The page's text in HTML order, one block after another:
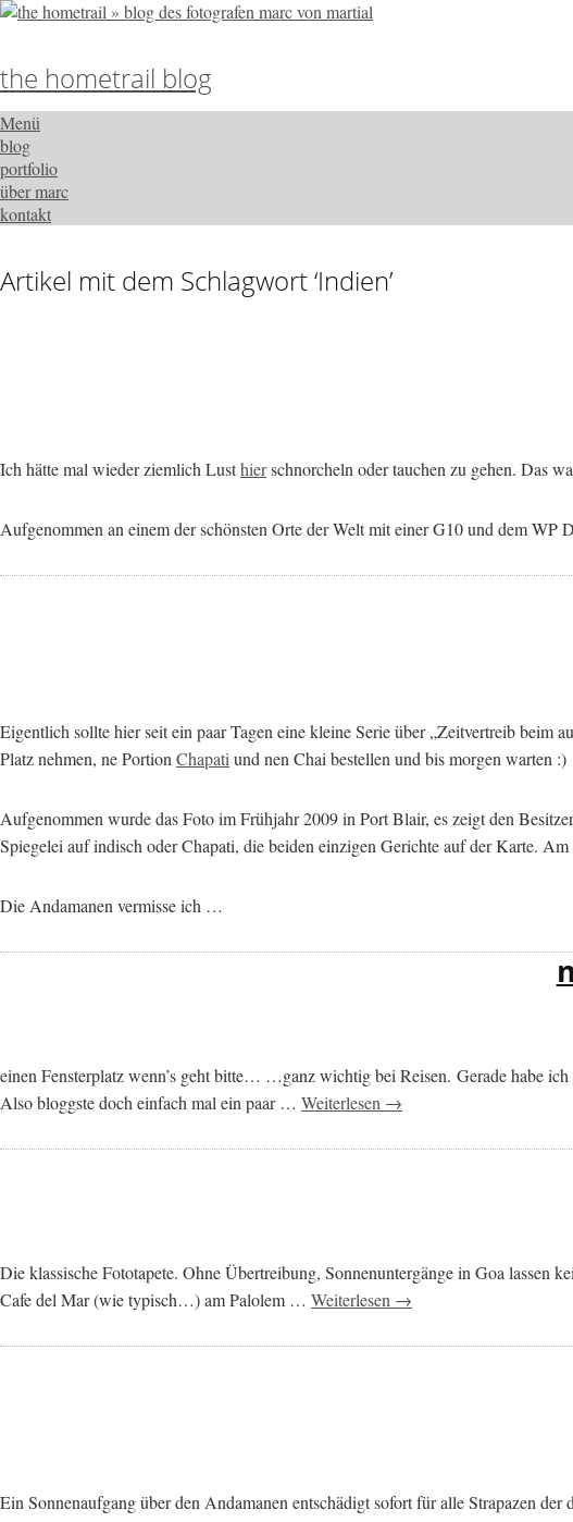
the hometrail blog
Menü
blog
portfolio
über marc
kontakt
Artikel mit dem Schlagwort ‘Indien’
Ich hätte mal wieder ziemlich Lusthierschnorcheln oder tauchen zu gehen. Das
Aufgenommen an einem der schönsten Orte der Welt mit einer G10 und dem WP
Eigentlich sollte hier seit ein paar Tagen eine kleine Serie über „Zeitvertreib
Platz nehmen, ne Portion Chapati und nen Chai bestellen und bis morgen warten :)
Aufgenommen wurde das Foto im Frühjahr 2009 in Port Blair, es zeigt den
Spiegelei auf indisch oder Chapati, die beiden einzigen Gerichte auf der Karte.
Die Andamanen vermisse ich …
einen Fensterplatz wenn’s geht bitte… …ganz wichtig bei Reisen. Gerade habe
Also bloggste doch einfach mal ein paar … Weiterlesen →
Die klassische Fototapete. Ohne Übertreibung, Sonnenuntergänge in Goa lassen
Cafe del Mar (wie typisch…) am Palolem … Weiterlesen →
Ein Sonnenaufgang über den Andamanen entschädigt sofort für alle Strapazen